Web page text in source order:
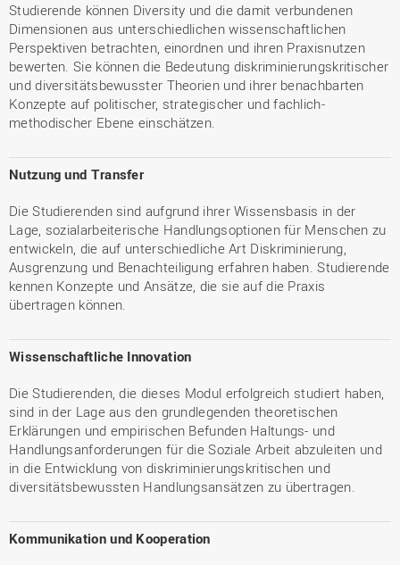
Studierende können Diversity und die damit verbundenen
Dimensionen aus unterschiedlichen wissenschaftlichen
Perspektiven betrachten, einordnen und ihren Praxisnutzen
bewerten. Sie können die Bedeutung diskriminierungskritischer
und diversitätsbewusster Theorien und ihrer benachbarten
Konzepte auf politischer, strategischer und fachlich-
methodischer Ebene einschätzen.
Nutzung und Transfer
Die Studierenden sind aufgrund ihrer Wissensbasis in der
Lage, sozialarbeiterische Handlungsoptionen für Menschen zu
entwickeln, die auf unterschiedliche Art Diskriminierung,
Ausgrenzung und Benachteiligung erfahren haben. Studierende
kennen Konzepte und Ansätze, die sie auf die Praxis
übertragen können.
Wissenschaftliche Innovation
Die Studierenden, die dieses Modul erfolgreich studiert haben,
sind in der Lage aus den grundlegenden theoretischen
Erklärungen und empirischen Befunden Haltungs- und
Handlungsanforderungen für die Soziale Arbeit abzuleiten und
in die Entwicklung von diskriminierungskritischen und
diversitätsbewussten Handlungsansätzen zu übertragen.
Kommunikation und Kooperation